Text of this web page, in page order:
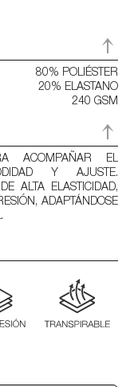
80% POLIÉSTER
20% ELASTANO
240 GSM
ACOMPAÑAR EL
Y AJUSTE.
ALTA ELASTICIDAD,
ADAPTÁNDOSE